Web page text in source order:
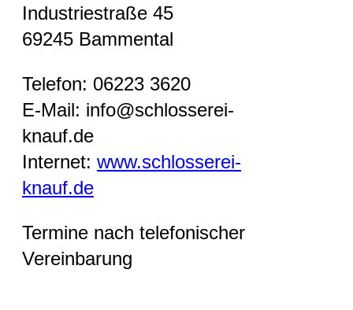
Industriestraße 45
69245 Bammental
Telefon: 06223 3620
E-Mail: info@schlosserei-
knauf.de
Internet: www.schlosserei-
knauf.de
Termine nach telefonischer
Vereinbarung